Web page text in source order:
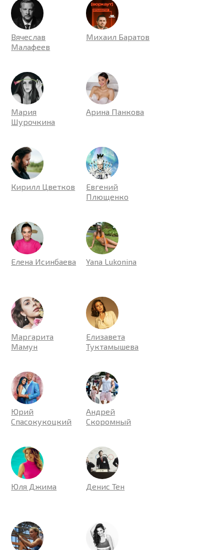
Вячеслав
Малафеев
Михаил Баратов
Мария
Шурочкина
Арина Панкова
Кирилл Цветков
Евгений
Плющенко
Елена Исинбаева Yana Lukonina
Маргарита
Мамун
Елизавета
Туктамышева
Юрий
Спасокукоцкий
Андрей
Скоромный
Юля Джима Денис Тен